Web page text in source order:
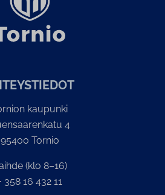
kaupunki
4
95400 Tornio
(klo 8–16)
358 16 432 11